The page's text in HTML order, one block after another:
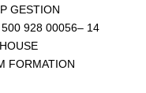
GESTION
928 00056– 14
FORMATION